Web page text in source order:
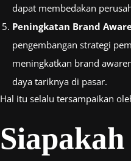
dapat membedakan
Peningkatan Brand
pengembangan strategi
meningkatkan brand
daya tariknya di pasar.
Hal itu selalu tersampaikan